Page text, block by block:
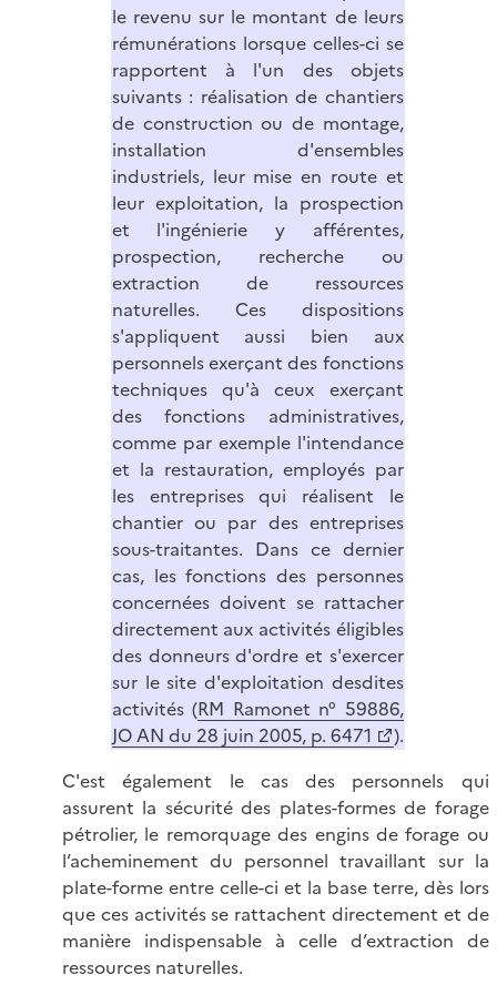
le revenu sur le montant de leurs
rémunérations lorsque celles-ci se
rapportent à l'un des objets
suivants : réalisation de chantiers
de construction ou de montage,
installation d'ensembles
industriels, leur mise en route et
leur exploitation, la prospection
et l'ingénierie y afférentes,
prospection, recherche ou
extraction de ressources
naturelles. Ces dispositions
s'appliquent aussi bien aux
personnels exerçant des fonctions
techniques qu'à ceux exerçant
des fonctions administratives,
comme par exemple l'intendance
et la restauration, employés par
les entreprises qui réalisent le
chantier ou par des entreprises
sous-traitantes. Dans ce dernier
cas, les fonctions des personnes
concernées doivent se rattacher
directement aux activités éligibles
des donneurs d'ordre et s'exercer
sur le site d'exploitation desdites
activités (RM Ramonet n° 59886,
JO AN du 28 juin 2005, p. 6471
).
C'est également le cas des personnels qui
assurent la sécurité des plates-formes de forage
pétrolier, le remorquage des engins de forage ou
l’acheminement du personnel travaillant sur la
plate-forme entre celle-ci et la base terre, dès lors
que ces activités se rattachent directement et de
manière indispensable à celle d’extraction de
ressources naturelles.